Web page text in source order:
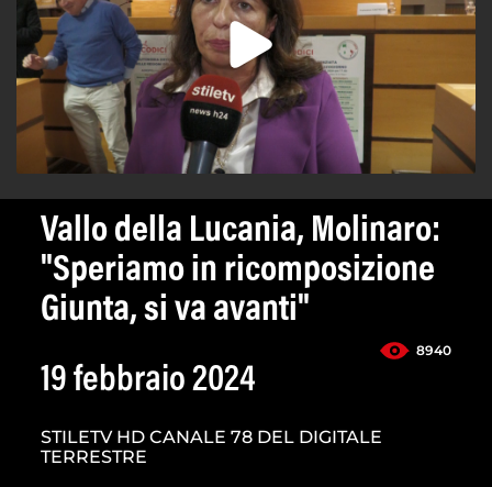
Vallo della Lucania, Molinaro:
"Speriamo in ricomposizione
Giunta, si va avanti"
8940
19 febbraio 2024
STILETV HD CANALE 78 DEL DIGITALE
TERRESTRE